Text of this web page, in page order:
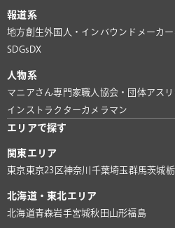
報道系
地方創生外国人・インバウンド メーカー
SDGsDX
人物系
マニアさん専門家職人 協会・団体アス
インストラクターカメラマン
エリアで探す
関東エリア
東京東京23区神奈川 千葉埼玉群馬茨城
北海道・東北エリア
北海道青森岩手宮城秋田 山形福島